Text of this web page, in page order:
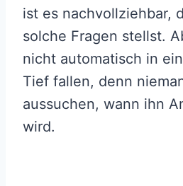
ist es nachvollziehbar,
solche Fragen stellst.
nicht automatisch in
Tief fallen, denn
aussuchen, wann ihn
wird.